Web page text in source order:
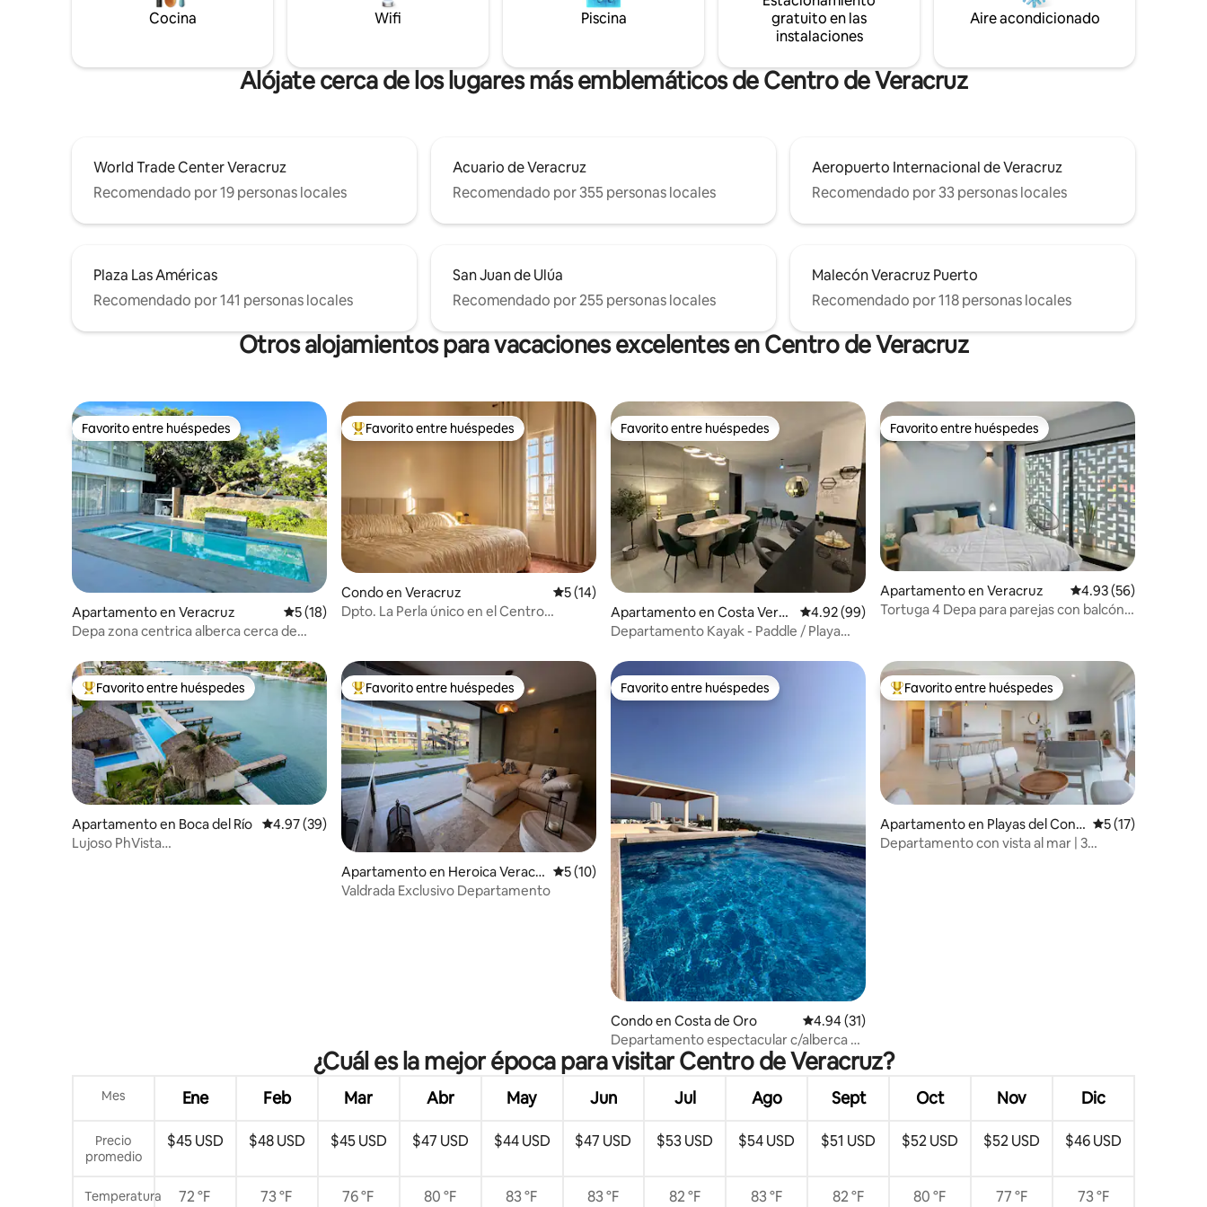
Facturamos.
suite Buda!
Cocina Wifi Piscina
gratuito en las
instalaciones
Aire acondicionado
Alójate cerca de los lugares más emblemáticos de Centro de Veracruz
World Trade Center Veracruz
Recomendado por 19 personas locales
Acuario de Veracruz
Recomendado por 355 personas locales
Aeropuerto Internacional de Veracruz
Recomendado por 33 personas locales
Plaza Las Américas
Recomendado por 141 personas locales
San Juan de Ulúa
Recomendado por 255 personas locales
Malecón Veracruz Puerto
Recomendado por 118 personas locales
Otros alojamientos para vacaciones excelentes en Centro de Veracruz
Favorito entre huéspedes
Favorito entre huéspedes
Apartamento en Veracruz Calificación promedio: 5 de 5, 18 reseñas
5 (18)
Depa zona centrica alberca cerca de
Favorito entre huéspedes preferido
Favorito entre huéspedes
Condo en Veracruz Calificación promedio: 5 de 5, 14 reseñas
5 (14)
Dpto. La Perla único en el Centro
Favorito entre huéspedes
Favorito entre huéspedes
Apartamento en Costa Verd
e
Calificación promedio: 4.92 de 5, 99 reseñas
4.92 (99)
Departamento Kayak - Paddle / Playa
Favorito entre huéspedes
Favorito entre huéspedes
Apartamento en Veracruz Calificación
4.93 (56)
Tortuga 4 Depa para parejas con balcón,
Favorito entre huéspedes preferido
Favorito entre huéspedes
Apartamento en Boca del Río Calificación promedio: 4.97 de 5, 39 reseñas
4.97 (39)
Lujoso PhVista
Favorito entre huéspedes preferido
Favorito entre huéspedes
Apartamento en Heroica Veracr
uz
Calificación promedio: 5 de 5, 10 reseñas
5 (10)
Valdrada Exclusivo Departamento
Favorito entre huéspedes
Favorito entre huéspedes
Condo en Costa de Oro Calificación promedio: 4.94 de 5, 31 reseñas
4.94 (31)
Departamento espectacular c/alberca y
cerca al mar
Favorito entre huéspedes preferido
Favorito entre huéspedes
Apartamento en Playas del Conc
hal
Calificación
5 (17)
Departamento con vista al mar | 3
¿Cuál es la mejor época para visitar Centro de Veracruz?
Mes Ene Feb Mar Abr May Jun Jul Ago Sept Oct Nov Dic
Precio
promedio
$45 USD $48 USD $45 USD $47 USD $44 USD $47 USD $53 USD $54 USD $51 USD $52 USD $52 USD $46 USD
Temperatura
72 °F 73 °F 76 °F 80 °F 83 °F 83 °F 82 °F 83 °F 82 °F 80 °F 77 °F 73 °F